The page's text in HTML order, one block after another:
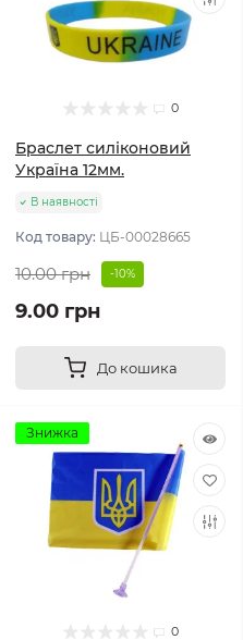
0
Браслет силіконовий
Україна 12мм.
В наявності
Код товару: ЦБ-00028665
10.00 грн -10%
9.00 грн
До кошика
Знижка
0